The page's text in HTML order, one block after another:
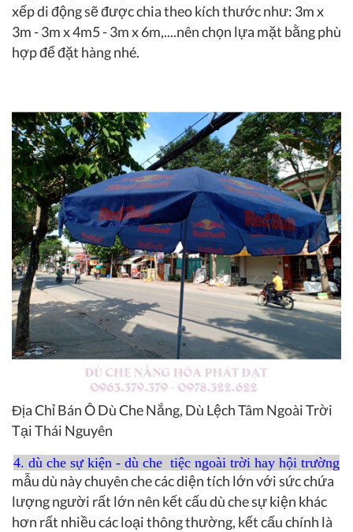
xếp di động sẽ được chia theo kích thước như: 3m x
3m - 3m x 4m5 - 3m x 6m,....nên chọn lựa mặt bằng phù
hợp để đặt hàng nhé.
Địa Chỉ Bán Ô Dù Che Nắng, Dù Lệch Tâm Ngoài Trời
Tại Thái Nguyên
4. dù che sự kiện - dù che tiệc ngoài trời hay hội trường
mẫu dù này chuyên che các diện tích lớn với sức chứa
lượng người rất lớn nên kết cấu dù che sự kiện khác
hơn rất nhiều các loại thông thường, kết cấu chính là